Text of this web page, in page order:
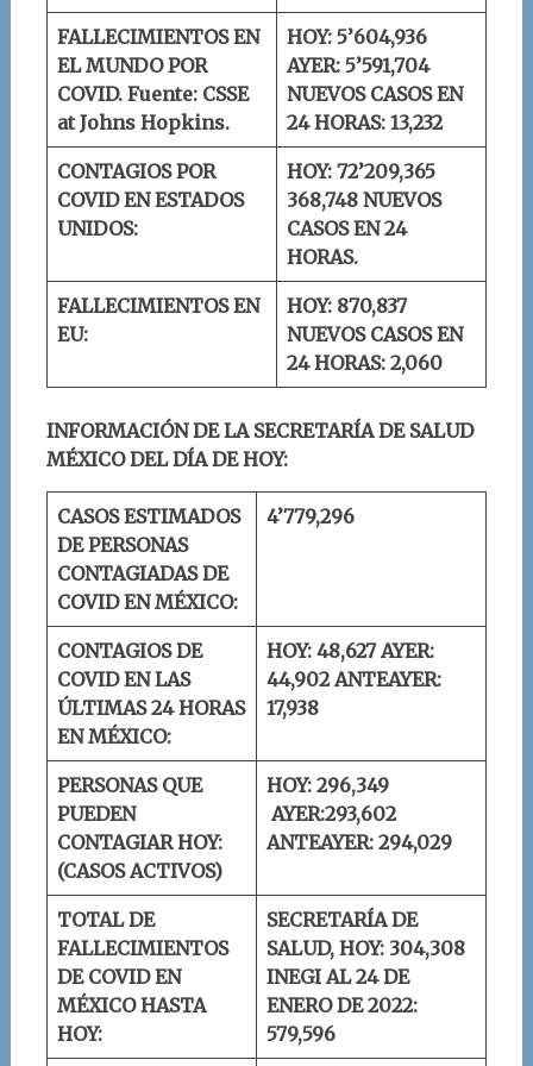
FALLECIMIENTOS EN
EL MUNDO POR
COVID. Fuente: CSSE
at Johns Hopkins.
HOY: 5’604,936
AYER: 5’591,704
NUEVOS CASOS EN
24 HORAS: 13,232
CONTAGIOS POR
COVID EN ESTADOS
UNIDOS:
HOY: 72’209,365
368,748 NUEVOS
CASOS EN 24
HORAS.
FALLECIMIENTOS EN
EU:
HOY: 870,837
NUEVOS CASOS EN
24 HORAS: 2,060
INFORMACIÓN DE LA SECRETARÍA DE SALUD
MÉXICO DEL DÍA DE HOY:
CASOS ESTIMADOS
DE PERSONAS
CONTAGIADAS DE
COVID EN MÉXICO:
4’779,296
CONTAGIOS DE
COVID EN LAS
ÚLTIMAS 24 HORAS
EN MÉXICO:
HOY: 48,627 AYER:
44,902ANTEAYER:
17,938
PERSONAS QUE
PUEDEN
CONTAGIAR HOY:
(CASOS ACTIVOS)
HOY: 296,349
AYER:293,602
ANTEAYER: 294,029
TOTAL DE
FALLECIMIENTOS
DE COVID EN
MÉXICO HASTA
HOY:
SECRETARÍA DE
SALUD, HOY: 304,308
INEGI AL 24 DE
ENERO DE 2022:
579,596